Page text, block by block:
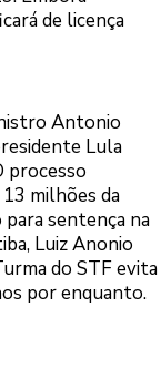
de licença
Antonio
Lula
processo
milhões da
sentença na
Luiz Anonio
do STF evita
por enquanto.